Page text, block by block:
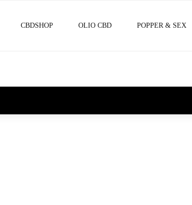
CBDSHOP OLIO CBD POPPER & SEX